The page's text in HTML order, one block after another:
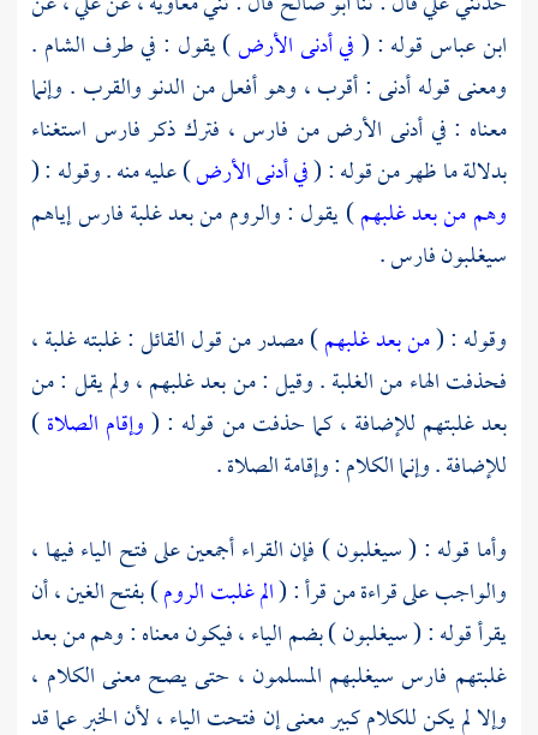
ابن عباسقوله : (في أدنى الأرض) يقول : في طرف الشام .
ومعنى قوله أدنى : أقرب ، وهو أفعل من الدنو والقرب . وإنما
معناه : في أدنى الأرض من فارس ، فترك ذكرفارس استغناء
بدلالة ما ظهر من قوله : (في أدنى الأرض) عليه منه . وقوله : (
وهم من بعد غلبهم) يقول :والروممن بعد غلبةفارسإياهم
سيغلبونفارس.
وقوله : (من بعد غلبهم) مصدر من قول القائل : غلبته غلبة ،
فحذفت الهاء من الغلبة . وقيل : من بعد غلبهم ، ولم يقل : من
بعد غلبتهم للإضافة ، كما حذفت من قوله : (وإقام الصلاة)
للإضافة . وإنما الكلام : وإقامة الصلاة .
وأما قوله : ( سيغلبون ) فإن القراء أجمعين على فتح الياء فيها ،
والواجب على قراءة من قرأ : (الم غلبت الروم) بفتح الغين ، أن
يقرأ قوله : ( سيغلبون ) بضم الياء ، فيكون معناه : وهم من بعد
غلبتهم فارسسيغلبهم المسلمون ، حتى يصح معنى الكلام ،
وإلا لم يكن للكلام كبير معنى إن فتحت الياء ، لأن الخبر عما قد